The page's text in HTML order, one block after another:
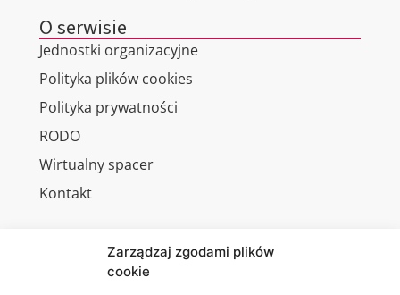
Zarządzaj zgodami plików
cookie
O serwisie
Jednostki organizacyjne
Polityka plików cookies
Polityka prywatności
RODO
Wirtualny spacer
Kontakt